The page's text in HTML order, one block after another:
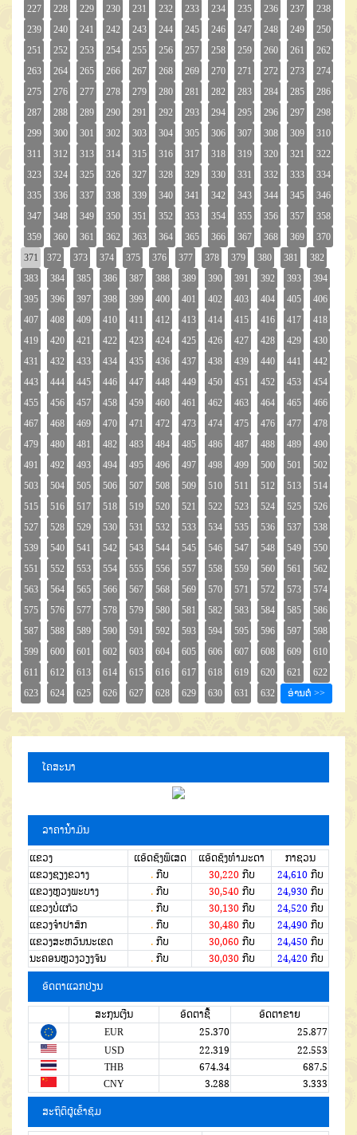
ໂຄສະນາ
ລາຄານໍ້າມັນ
ແຂວງ ແອັດຊັງພິເສດ ແອັດຊັງທຳມະດາ
ກາຊວນ
ແຂວງຊຽງຂວາງ
. ກີບ 30,220ກີບ 24,610ກີບ
ແຂວງຫຼວງພະບາງ
. ກີບ 30,540ກີບ 24,930ກີບ
ແຂວງບໍ່ແກ້ວ
. ກີບ 30,130ກີບ 24,520ກີບ
ແຂວງຈໍາປາສັກ
. ກີບ 30,480ກີບ 24,490ກີບ
ແຂວງສະຫວັນນະເຂດ
. ກີບ 30,060ກີບ 24,450ກີບ
ນະຄອນຫຼວງວຽງຈັນ
. ກີບ 30,030ກີບ 24,420ກີບ
ອັດຕາແລກປ່ຽນ
ສະກຸນເງີນ ອັດຕາຊື້
ອັດຕາຂາຍ
EUR
25.370
25.877
USD
22.319
22.553
THB
674.34
687.5
CNY
3.288 3.333
ສະຖິຕິຜູ້ເຂົ້າຊົມ